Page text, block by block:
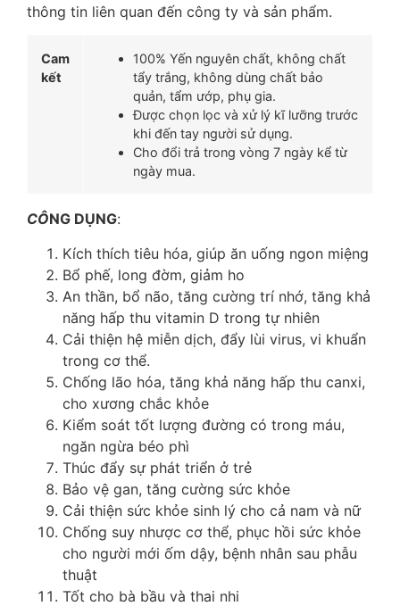
thông tin liên quan đến công ty và sản phẩm.
Cam
kết
100% Yến nguyên chất, không chất
tẩy trắng, không dùng chất bảo
quản, tẩm ướp, phụ gia.
Được chọn lọc và xử lý kĩ lưỡng trước
khi đến tay người sử dụng.
Cho đổi trả trong vòng 7 ngày kể từ
ngày mua.
CÔNG DỤNG:
Kích thích tiêu hóa, giúp ăn uống ngon miệng
Bổ phế, long đờm, giảm ho
An thần, bổ não, tăng cường trí nhớ, tăng khả
năng hấp thu vitamin D trong tự nhiên
Cải thiện hệ miễn dịch, đẩy lùi virus, vi khuẩn
trong cơ thể.
Chống lão hóa, tăng khả năng hấp thu canxi,
cho xương chắc khỏe
Kiểm soát tốt lượng đường có trong máu,
ngăn ngừa béo phì
Thúc đẩy sự phát triển ở trẻ
Bảo vệ gan, tăng cường sức khỏe
Cải thiện sức khỏe sinh lý cho cả nam và nữ
Chống suy nhược cơ thể, phục hồi sức khỏe
cho người mới ốm dậy, bệnh nhân sau phẫu
thuật
Tốt cho bà bầu và thai nhi